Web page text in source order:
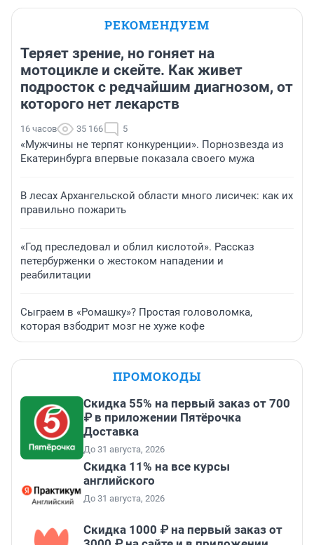
РЕКОМЕНДУЕМ
Теряет зрение, но гоняет на
мотоцикле и скейте. Как живет
подросток с редчайшим диагнозом, от
которого нет лекарств
16 часов 35 166 5
«Мужчины не терпят конкуренции». Порнозвезда из
Екатеринбурга впервые показала своего мужа
В лесах Архангельской области много лисичек: как их
правильно пожарить
«Год преследовал и облил кислотой». Рассказ
петербурженки о жестоком нападении и
реабилитации
Сыграем в «Ромашку»? Простая головоломка,
которая взбодрит мозг не хуже кофе
ПРОМОКОДЫ
Скидка 55% на первый заказ от 700
₽ в приложении Пятёрочка
Доставка
До 31 августа, 2026
Скидка 11% на все курсы
английского
До 31 августа, 2026
Скидка 1000 ₽ на первый заказ от